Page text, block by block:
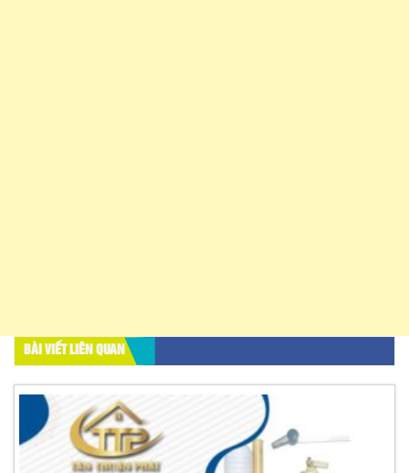
BÀI VIẾT LIÊN QUAN